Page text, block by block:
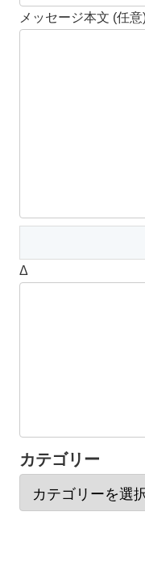
メッセージ本文 (任意
Δ
カテゴリー